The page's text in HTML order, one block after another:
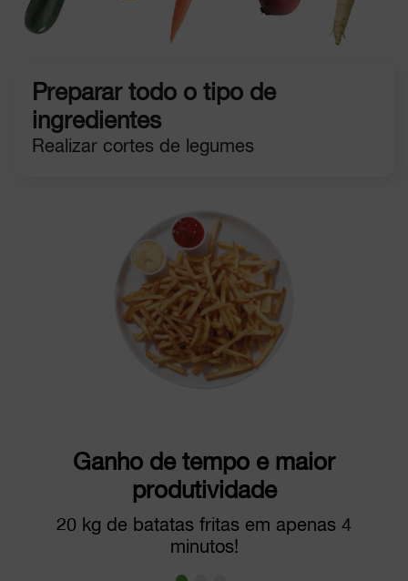
Preparar todo o tipo de
ingredientes
Realizar cortes de legumes
Ganho de tempo e maior
produtividade
20 kg de batatas fritas em apenas 4
minutos!